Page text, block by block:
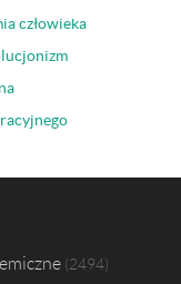
człowieka
2494